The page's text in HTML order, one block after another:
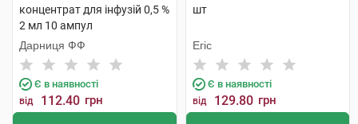
концентрат для інфузій 0,5 %
2 мл 10 ампул
Дарниця ФФ
Є в наявності
від 112.40 грн
шт
Егіс
Є в наявності
від 129.80 грн